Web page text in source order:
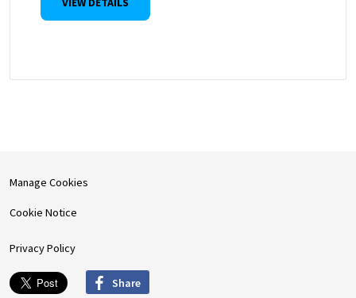
Manage Cookies
Cookie Notice
Privacy Policy
Share